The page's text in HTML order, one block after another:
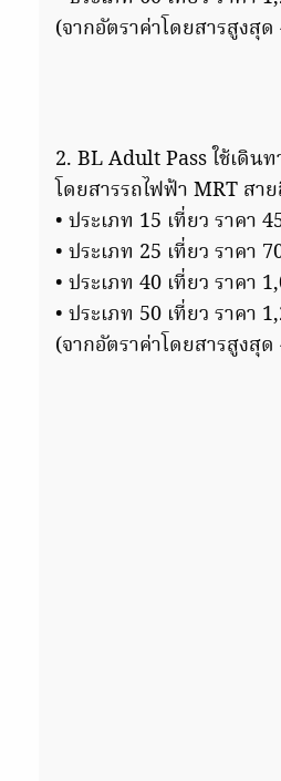
(จากอัตราค่าโดยสารสูงสุ
2. BL Adult Pass ใช้เดิน
โดยสารรถไฟฟ้า MRT สา
• ประเภท 15 เที่ยว ราคา
• ประเภท 25 เที่ยว ราคา
• ประเภท 40 เที่ยว ราคา
• ประเภท 50 เที่ยว ราคา
(จากอัตราค่าโดยสารสูงสุ